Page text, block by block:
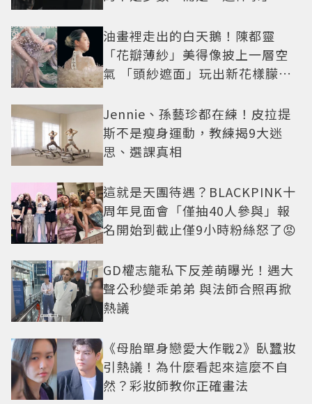
油畫裡走出的白天鵝！陳都靈
「花瓣薄紗」美得像披上一層空
氣 「頭紗遮面」玩出新花樣朦朧
Jennie、孫藝珍都在練！皮拉提
斯不是瘦身運動，教練揭9大迷
思、選課真相
這就是天團待遇？BLACKPINK十
周年見面會「僅抽40人參與」報
名開始到截止僅9小時粉絲怒了😡
GD權志龍私下反差萌曝光！遇大
聲公秒變乖弟弟 與法師合照再掀
熱議
《母胎單身戀愛大作戰2》臥蠶妝
引熱議！為什麼看起來這麼不自
然？彩妝師教你正確畫法